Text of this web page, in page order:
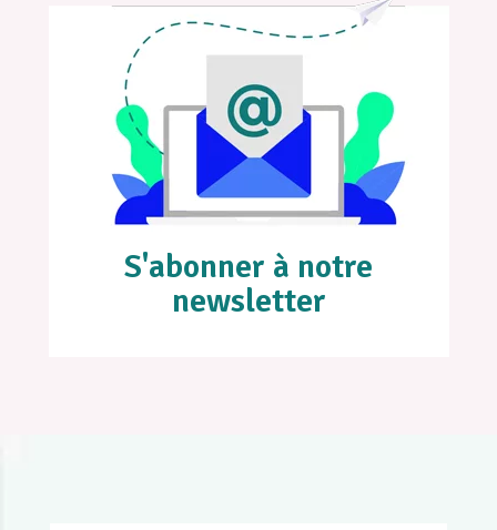
S'abonner à notre
newsletter